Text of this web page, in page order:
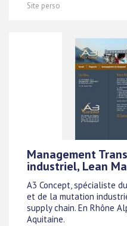
Site perso
Management
industriel, Lean
A3 Concept, spécialiste
et de la mutation
supply chain. En Rhône
Aquitaine.